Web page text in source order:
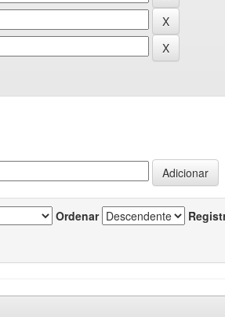
Ordenar